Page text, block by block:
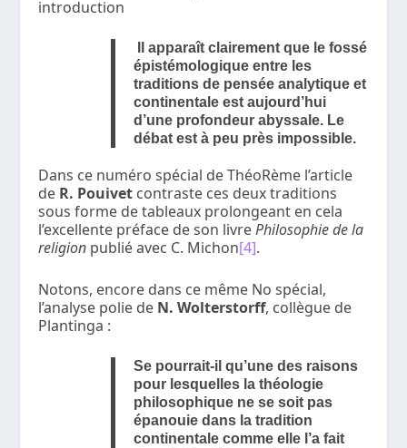
introduction
Il apparaît clairement que le fossé
épistémologique entre les
traditions de pensée analytique et
continentale est aujourd’hui
d’une profondeur abyssale. Le
débat est à peu près impossible.
Dans ce numéro spécial de ThéoRème l’article
de R. Pouivet contraste ces deux traditions
sous forme de tableaux prolongeant en cela
l’excellente préface de son livrePhilosophie de la
religion publié avec C. Michon[4].
Notons, encore dans ce même No spécial,
l’analyse polie de N. Wolterstorff, collègue de
Plantinga :
Se pourrait-il qu’une des raisons
pour lesquelles la théologie
philosophique ne se soit pas
épanouie dans la tradition
continentale comme elle l’a fait